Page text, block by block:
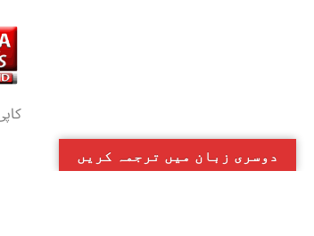
دوسری زبان میں ترجمہ کریں